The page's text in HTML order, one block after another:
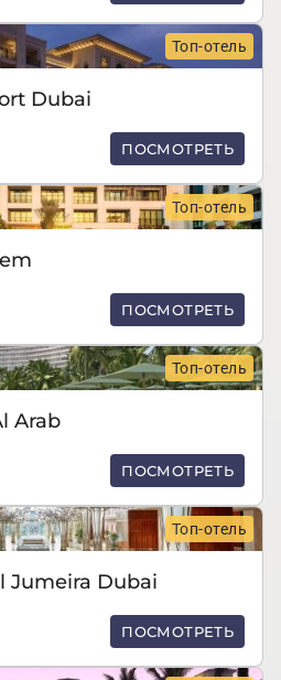
Топ-отель
Dubai
ПОСМОТРЕТЬ
Топ-отель
ПОСМОТРЕТЬ
Топ-отель
Arab
ПОСМОТРЕТЬ
Топ-отель
Jumeira Dubai
ПОСМОТРЕТЬ